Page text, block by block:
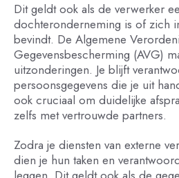
Dit geldt ook als de verwerker
dochteronderneming is of zich
bevindt. De Algemene
Gegevensbescherming (AVG)
uitzonderingen. Je blijft
persoonsgegevens die je uit
ook cruciaal om duidelijke
zelfs met vertrouwde partners.
Zodra je diensten van externe
dien je hun taken en